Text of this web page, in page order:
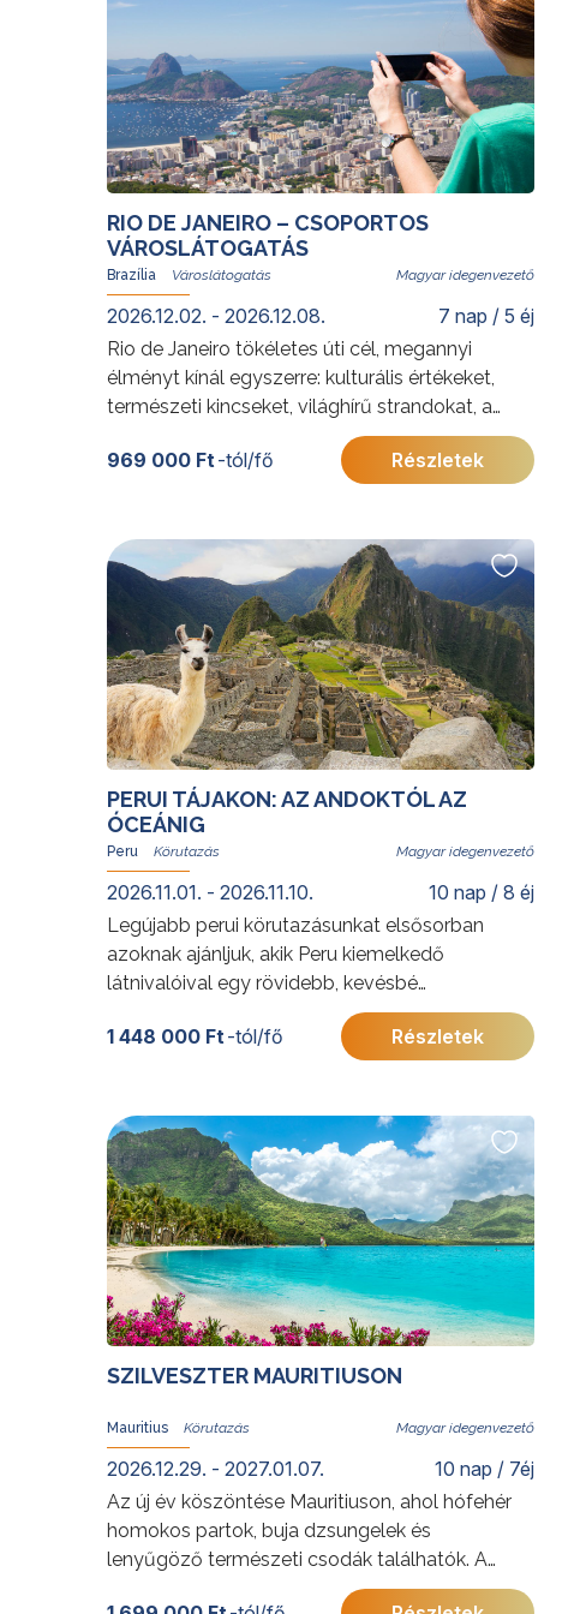
RIO DE JANEIRO – CSOPORTOS
VÁROSLÁTOGATÁS
Brazília Magyar idegenvezető
2026.12.02. - 2026.12.08. 7 nap / 5 éj
Rio de Janeiro tökéletes úti cél, megannyi
élményt kínál egyszerre: kulturális értékeket,
természeti kincseket, világhírű strandokat, a
szambát és a bossanovát, izgalmas
gasztronómiai kalandozásokat. Rióban senki
utazókra.
További érdekességekért Brazíliáról kattintson
A programok sorrendje az indulási
időpontoktól függően változhat.
969 000 Ft-tól/fő Részletek
PERUI TÁJAKON: AZ ANDOKTÓL AZ
ÓCEÁNIG
Peru Magyar idegenvezető
2026.11.01. - 2026.11.10. 10 nap / 8 éj
Legújabb perui körutazásunkat elsősorban
azoknak ajánljuk, akik Peru kiemelkedő
látnivalóival egy rövidebb, kevésbé
megterhelő utazás során szeretnének
megismerkedni, s kerülnék a 4000 méter közeli
különleges Nazca-vonalak, a Ballestas-
szigetek lenyűgöző állatvilága mellett
természetesen nem maradhatnak el Cusco
inka kori kincsei és a Machu Picchu semmihez
sem hasonlító élménye sem. A szent völgyben
lámák társaságában sétálva, vagy a sivatagi
naplementében vacsorázva ennek a rendkívüli
országnak szavakkal nem kifejezhető világa is
További érdekességekért Peruról kattintson
Előkészületben: 2027. május 15-24.
1 448 000 Ft-tól/fő Részletek
SZILVESZTER MAURITIUSON
Mauritius Magyar idegenvezető
2026.12.29. - 2027.01.07. 10 nap / 7éj
Az új év köszöntése Mauritiuson, ahol hófehér
homokos partok, buja dzsungelek és
lenyűgöző természeti csodák találhatók. A
varázslatos sziget felfedezése, amelyet Mark